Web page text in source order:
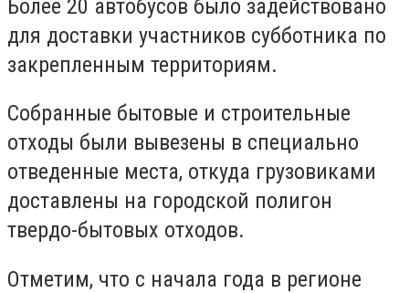
Более 20 автобусов было задействовано
для доставки участников субботника по
закрепленным территориям.
Собранные бытовые и строительные
отходы были вывезены в специально
отведенные места, откуда грузовиками
доставлены на городской полигон
твердо-бытовых отходов.
Отметим, что с начала года в регионе